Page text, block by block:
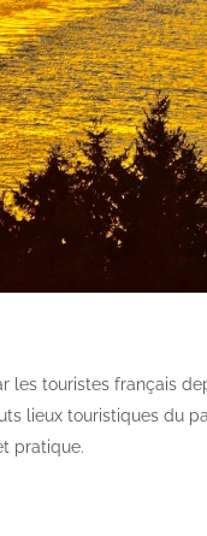
les touristes français
lieux touristiques du
pratique.